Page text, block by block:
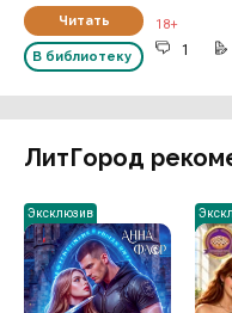
Читать
В библиотеку
18+
1
ЛитГород
Эксклюзив